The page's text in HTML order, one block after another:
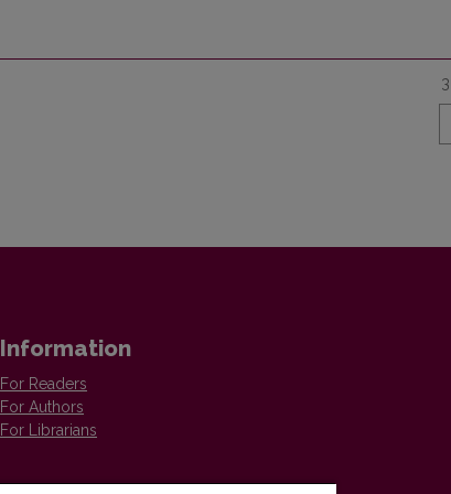
Information
For Readers
For Authors
For Librarians